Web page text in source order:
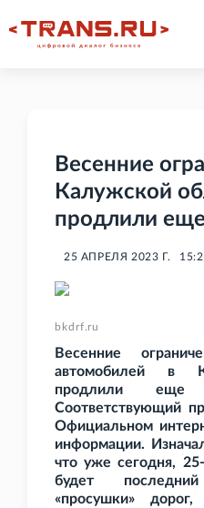
Весенние
Калужской
продлили
25 АПРЕЛЯ 2023 Г.
bkdrf.ru
Весенние
автомобилей в
продлили
Соответствующий
Официальном
информации.
что уже сегодня,
будет
«просушки»